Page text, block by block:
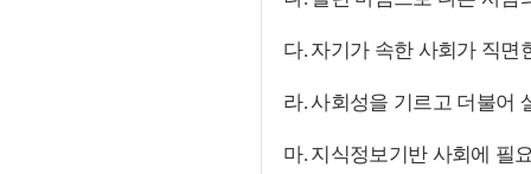
다. 자기가 속한 사회가 직면
라.사회성을 기르고 더불어
마. 지식정보기반 사회에 필